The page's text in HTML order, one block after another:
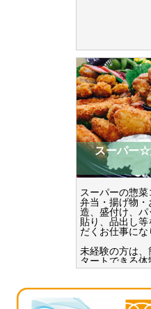
スーパー☆
スーパーの惣菜
弁当・揚げ物
造、盛付け、
貼り、品出し
だくお仕事にな
未経験の方は、
タートできる体
丁寧に教育・